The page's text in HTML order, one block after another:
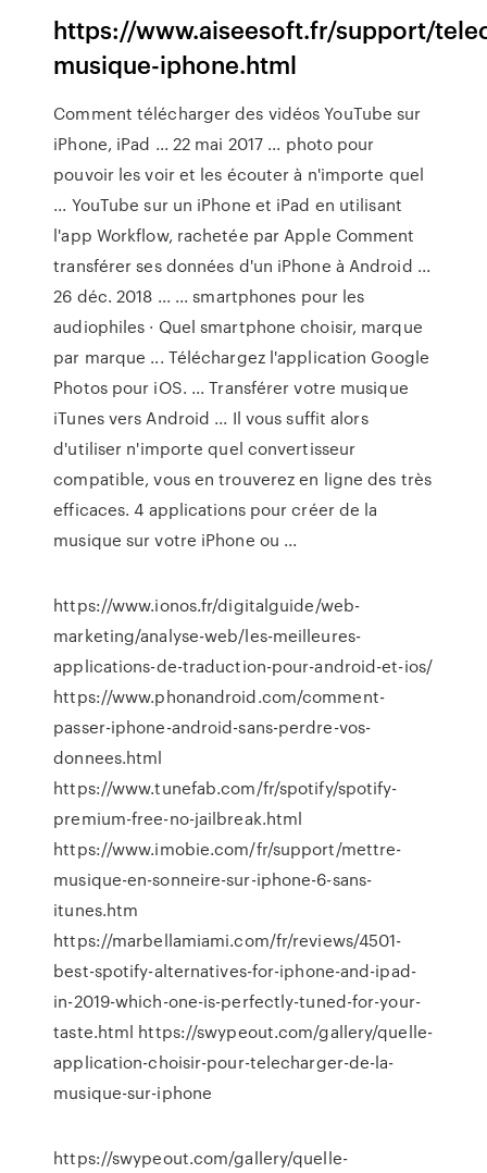
https://www.aiseesoft.fr/support/
musique-iphone.html
Comment télécharger des vidéos YouTube sur
iPhone, iPad ... 22 mai 2017 ... photo pour
pouvoir les voir et les écouter à n'importe quel
... YouTube sur un iPhone et iPad en utilisant
l'app Workflow, rachetée par Apple Comment
transférer ses données d'un iPhone à Android ...
26 déc. 2018 ... ... smartphones pour les
audiophiles · Quel smartphone choisir, marque
par marque ... Téléchargez l'application Google
Photos pour iOS. ... Transférer votre musique
iTunes vers Android ... Il vous suffit alors
d'utiliser n'importe quel convertisseur
compatible, vous en trouverez en ligne des très
efficaces. 4 applications pour créer de la
musique sur votre iPhone ou ...
https://www.ionos.fr/digitalguide/web-
marketing/analyse-web/les-meilleures-
applications-de-traduction-pour-android-et-ios/
https://www.phonandroid.com/comment-
passer-iphone-android-sans-perdre-vos-
donnees.html
https://www.tunefab.com/fr/spotify/spotify-
premium-free-no-jailbreak.html
https://www.imobie.com/fr/support/mettre-
musique-en-sonneire-sur-iphone-6-sans-
itunes.htm
https://marbellamiami.com/fr/reviews/4501-
best-spotify-alternatives-for-iphone-and-ipad-
in-2019-which-one-is-perfectly-tuned-for-your-
taste.html https://swypeout.com/gallery/quelle-
application-choisir-pour-telecharger-de-la-
musique-sur-iphone
https://swypeout.com/gallery/quelle-